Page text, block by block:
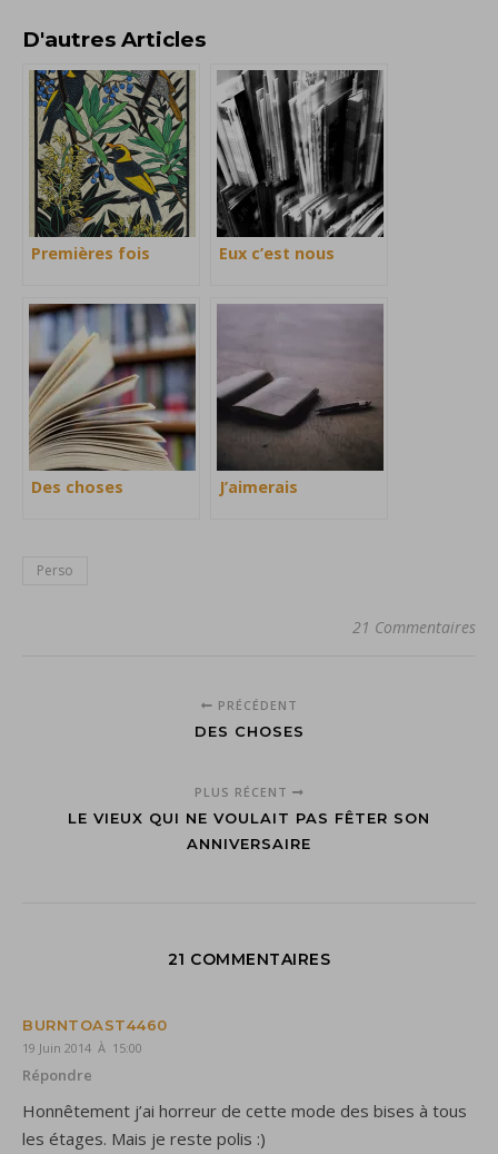
D'autres Articles
Premières fois Eux c’est nous
Des choses J’aimerais
Perso
21 Commentaires
PRÉCÉDENT
DES CHOSES
PLUS RÉCENT
LE VIEUX QUI NE VOULAIT PAS FÊTER SON
ANNIVERSAIRE
21 COMMENTAIRES
BURNTOAST4460
19 Juin 2014 À 15:00
Répondre
Honnêtement j’ai horreur de cette mode des bises à tous
les étages. Mais je reste polis :)